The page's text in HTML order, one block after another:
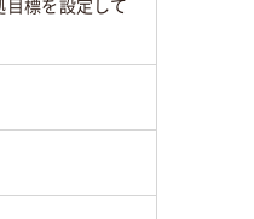
標を設定して